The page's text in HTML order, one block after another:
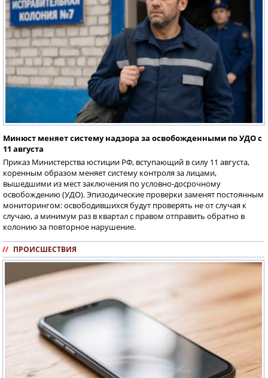
Минюст меняет систему надзора за освобожденными по УДО с
11 августа
Приказ Министерства юстиции РФ, вступающий в силу 11 августа,
коренным образом меняет систему контроля за лицами,
вышедшими из мест заключения по условно-досрочному
освобождению (УДО). Эпизодические проверки заменят постоянным
мониторингом: освободившихся будут проверять не от случая к
случаю, а минимум раз в квартал с правом отправить обратно в
колонию за повторное нарушение.
// ПРОИСШЕСТВИЯ